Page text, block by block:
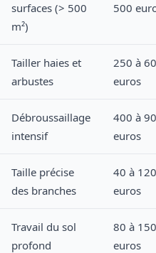
surfaces (> 500
m²)
500
Tailler haies et
arbustes
250 à
euros
Débroussaillage
intensif
400 à
euros
Taille précise
des branches
40 à 120
euros
Travail du sol
profond
80 à 150
euros